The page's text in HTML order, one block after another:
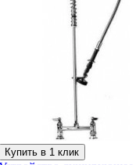
Купить в 1 клик